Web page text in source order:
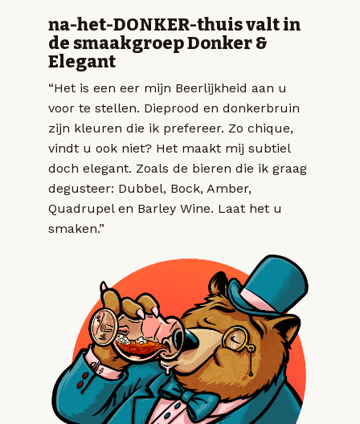
na-het-DONKER-thuis valt in
de smaakgroep Donker &
Elegant
“Het is een eer mijn Beerlijkheid aan u
voor te stellen. Dieprood en donkerbruin
zijn kleuren die ik prefereer. Zo chique,
vindt u ook niet? Het maakt mij subtiel
doch elegant. Zoals de bieren die ik graag
degusteer: Dubbel, Bock, Amber,
Quadrupel en Barley Wine. Laat het u
smaken.”